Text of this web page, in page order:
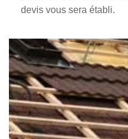
devis vous sera établi.